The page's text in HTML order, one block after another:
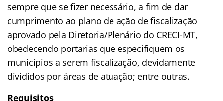
sempre que se fizer necessário, a fim de dar
cumprimento ao plano de ação de fiscalização
aprovado pela Diretoria/Plenário do CRECI-MT,
obedecendo portarias que especifiquem os
municípios a serem fiscalização, devidamente
divididos por áreas de atuação; entre outras.
Requisitos